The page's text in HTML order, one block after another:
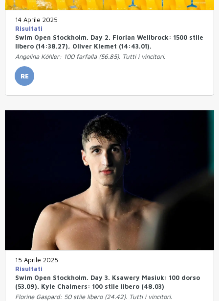
14 Aprile 2025
Risultati
Swim Open Stockholm. Day 2. Florian Wellbrock: 1500 stile
libero (14:38.27), Oliver Klemet (14:43.01).
Angelina Köhler: 100 farfalla (56.85). Tutti i vincitori.
RE
15 Aprile 2025
Risultati
Swim Open Stockholm. Day 3. Ksawery Masiuk: 100 dorso
(53.09). Kyle Chalmers: 100 stile libero (48.03)
Florine Gaspard: 50 stile libero (24.42). Tutti i vincitori.